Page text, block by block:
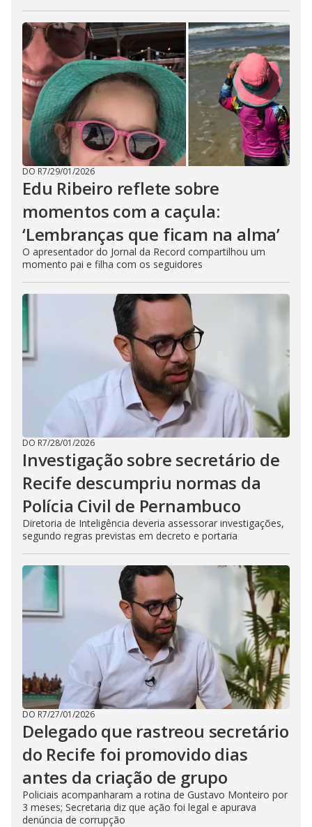
DO R7/29/01/2026
Edu Ribeiro reflete sobre
momentos com a caçula:
‘Lembranças que ficam na alma’
O apresentador do Jornal da Record compartilhou um
momento pai e filha com os seguidores
DO R7/28/01/2026
Investigação sobre secretário de
Recife descumpriu normas da
Polícia Civil de Pernambuco
Diretoria de Inteligência deveria assessorar investigações,
segundo regras previstas em decreto e portaria
DO R7/27/01/2026
Delegado que rastreou secretário
do Recife foi promovido dias
antes da criação de grupo
Policiais acompanharam a rotina de Gustavo Monteiro por
3 meses; Secretaria diz que ação foi legal e apurava
denúncia de corrupção